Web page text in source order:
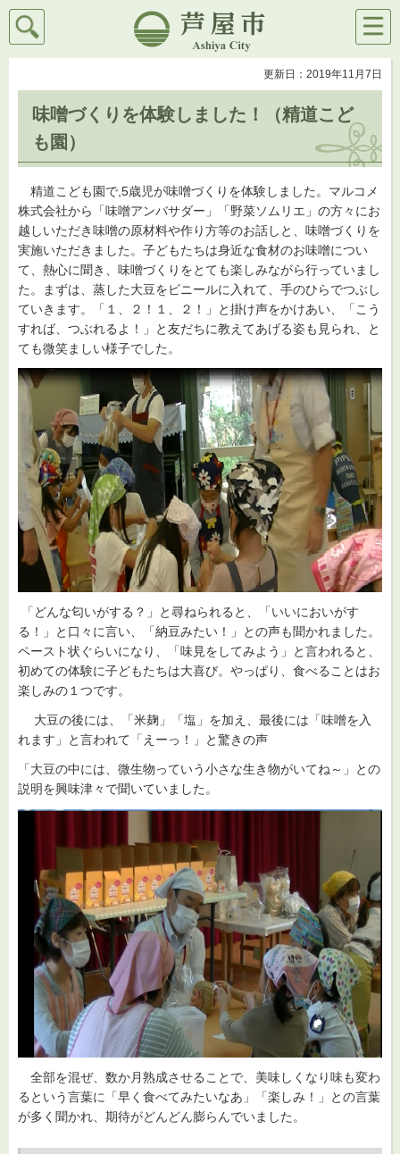
芦屋市
検索
メニ
ュー
更新日：2019年11月7日
味噌づくりを体験しました！（精道こど
も園）
精道こども園で,5歳児が味噌づくりを体験しました。マルコメ
株式会社から「味噌アンバサダー」「野菜ソムリエ」の方々にお
越しいただき味噌の原材料や作り方等のお話しと、味噌づくりを
実施いただきました。子どもたちは身近な食材のお味噌につい
て、熱心に聞き、味噌づくりをとても楽しみながら行っていまし
た。まずは、蒸した大豆をビニールに入れて、手のひらでつぶし
ていきます。「１、２！１、２！」と掛け声をかけあい、「こう
すれば、つぶれるよ！」と友だちに教えてあげる姿も見られ、と
ても微笑ましい様子でした。
「どんな匂いがする？」と尋ねられると、「いいにおいがす
る！」と口々に言い、「納豆みたい！」との声も聞かれました。
ペースト状ぐらいになり、「味見をしてみよう」と言われると、
初めての体験に子どもたちは大喜び。やっぱり、食べることはお
楽しみの１つです。
大豆の後には、「米麹」「塩」を加え、最後には「味噌を入
れます」と言われて「えーっ！」と驚きの声
「大豆の中には、微生物っていう小さな生き物がいてね～」との
説明を興味津々で聞いていました。
全部を混ぜ、数か月熟成させることで、美味しくなり味も変わ
るという言葉に「早く食べてみたいなあ」「楽しみ！」との言葉
が多く聞かれ、期待がどんどん膨らんでいました。